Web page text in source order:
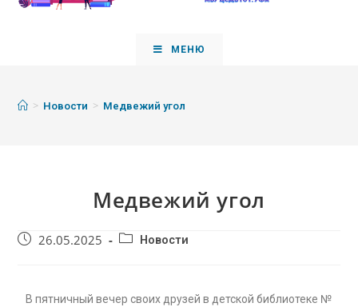
МЕНЮ
> Новости > Медвежий угол
Медвежий угол
26.05.2025 Новости
В пятничный вечер своих друзей в детской библиотеке №